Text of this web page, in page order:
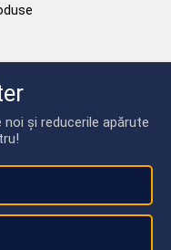
și reducerile apărute